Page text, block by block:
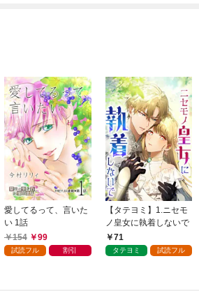
愛してるって、言いた
い 1話
154
99
試読フル 割引
【タテヨミ】1.ニセモ
ノ皇女に執着しないで
71
タテヨミ 試読フル